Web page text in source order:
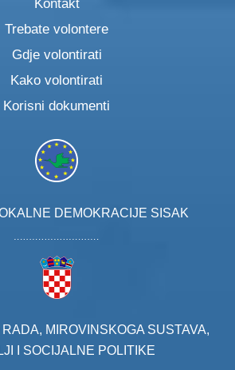
Kontakt
Trebate volontere
Gdje volontirati
Kako volontirati
Korisni dokumenti
DEMOKRACIJE SISAK
MIROVINSKOGA SUSTAVA,
I SOCIJALNE POLITIKE